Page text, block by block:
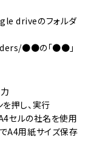
driveのフォルダ
●●の「●●」
押し、実行
セルの社名を使用
でA4用紙サイズ保存